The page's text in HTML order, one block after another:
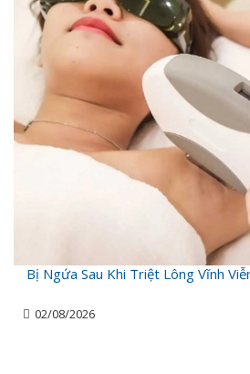
Bị Ngứa Sau Khi Triệt Lông Vĩnh
02/08/2026